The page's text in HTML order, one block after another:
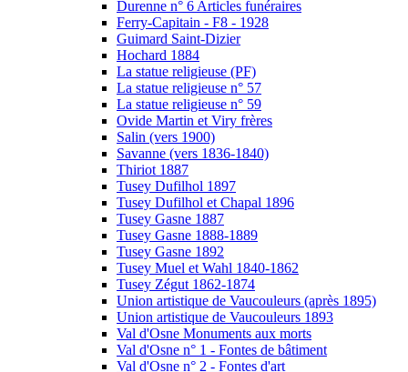
Durenne n° 6 Articles funéraires
Ferry-Capitain - F8 - 1928
Guimard Saint-Dizier
Hochard 1884
La statue religieuse (PF)
La statue religieuse n° 57
La statue religieuse n° 59
Ovide Martin et Viry frères
Salin (vers 1900)
Savanne (vers 1836-1840)
Thiriot 1887
Tusey Dufilhol 1897
Tusey Dufilhol et Chapal 1896
Tusey Gasne 1887
Tusey Gasne 1888-1889
Tusey Gasne 1892
Tusey Muel et Wahl 1840-1862
Tusey Zégut 1862-1874
Union artistique de Vaucouleurs (après 1895)
Union artistique de Vaucouleurs 1893
Val d'Osne Monuments aux morts
Val d'Osne n° 1 - Fontes de bâtiment
Val d'Osne n° 2 - Fontes d'art